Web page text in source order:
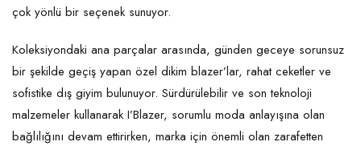
çok yönlü bir seçenek sunuyor.
Koleksiyondaki ana parçalar arasında, günden geceye sorunsuz
bir şekilde geçiş yapan özel dikim blazer’lar, rahat ceketler ve
sofistike dış giyim bulunuyor. Sürdürülebilir ve son teknoloji
malzemeler kullanarak I’Blazer, sorumlu moda anlayışına olan
bağlılığını devam ettirirken, marka için önemli olan zarafetten